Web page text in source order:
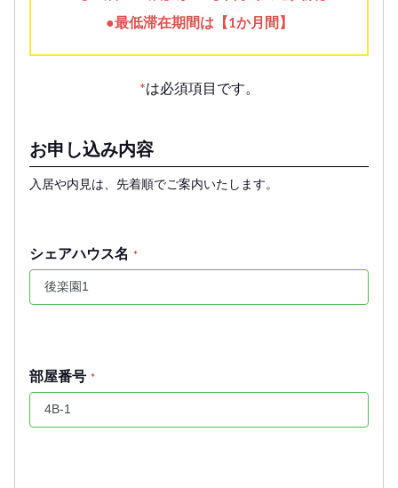
●最低滞在期間は【1か月間】
*は必須項目です。
お申し込み内容
入居や内見は、先着順でご案内いたします。
シェアハウス名 *
部屋番号 *